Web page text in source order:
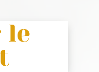
le